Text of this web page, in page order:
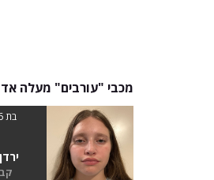
מכבי "עורבים" מעלה
בת 16 | 1.6